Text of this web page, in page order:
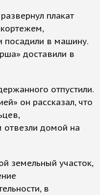
плакат
посадили в машину.
доставили в
отпустили.
он рассказал, что
отвезли домой на
земельный участок,
в